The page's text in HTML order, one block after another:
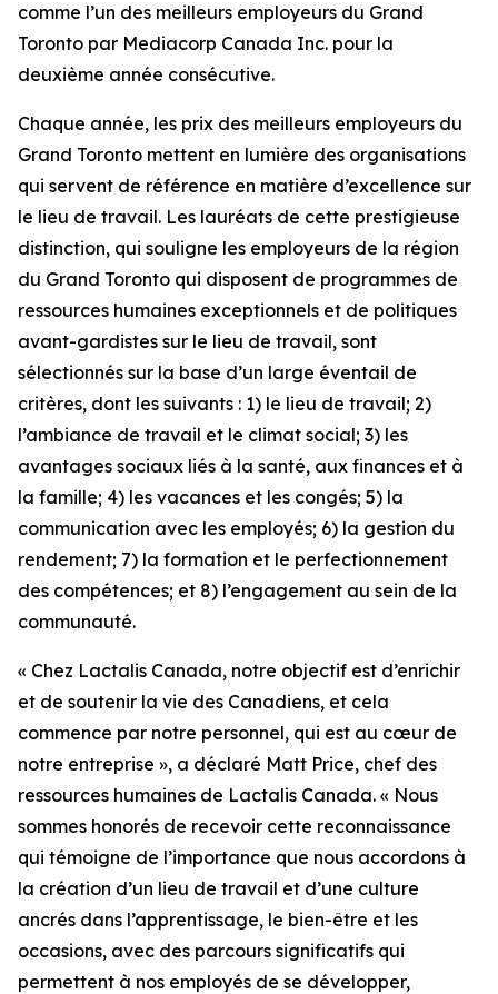
comme l’un des meilleurs employeurs du Grand
Toronto par Mediacorp Canada Inc. pour la
deuxième année consécutive.
Chaque année, les prix des meilleurs employeurs du
Grand Toronto mettent en lumière des organisations
qui servent de référence en matière d’excellence sur
le lieu de travail. Les lauréats de cette prestigieuse
distinction, qui souligne les employeurs de la région
du Grand Toronto qui disposent de programmes de
ressources humaines exceptionnels et de politiques
avant-gardistes sur le lieu de travail, sont
sélectionnés sur la base d’un large éventail de
critères, dont les suivants : 1) le lieu de travail; 2)
l’ambiance de travail et le climat social; 3) les
avantages sociaux liés à la santé, aux finances et à
la famille; 4) les vacances et les congés; 5) la
communication avec les employés; 6) la gestion du
rendement; 7) la formation et le perfectionnement
des compétences; et 8) l’engagement au sein de la
communauté.
« Chez Lactalis Canada, notre objectif est d’enrichir
et de soutenir la vie des Canadiens, et cela
commence par notre personnel, qui est au cœur de
notre entreprise », a déclaré Matt Price, chef des
ressources humaines de Lactalis Canada. « Nous
sommes honorés de recevoir cette reconnaissance
qui témoigne de l’importance que nous accordons à
la création d’un lieu de travail et d’une culture
ancrés dans l’apprentissage, le bien-être et les
occasions, avec des parcours significatifs qui
permettent à nos employés de se développer,